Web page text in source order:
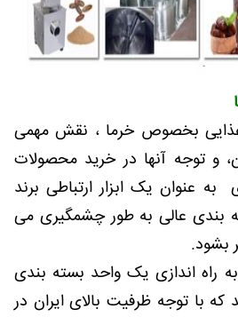
بخصوص خرما ، نقش مهمی
و توجه آنها در خرید محصولات
عنوان یک ابزار ارتباطی برند
بندی عالی به طور چشمگیری می
بشود.
راه اندازی یک واحد بسته بندی
که با توجه ظرفیت بالای ایران در